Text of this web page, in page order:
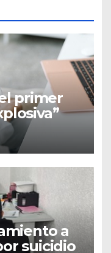
primer
a
suicidio